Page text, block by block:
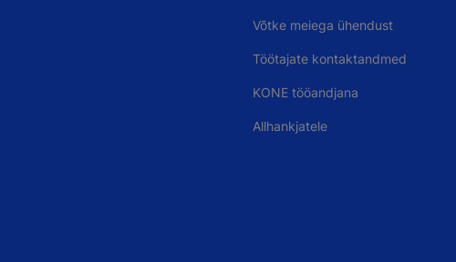
Võtke meiega ühendust
Töötajate kontaktandmed
KONE tööandjana
Allhankjatele